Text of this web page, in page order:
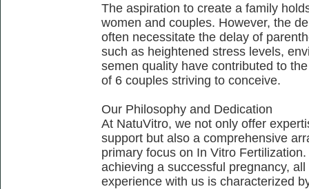
The aspiration to create a family
women and couples. However, the
often necessitate the delay of
such as heightened stress levels,
semen quality have contributed to
of 6 couples striving to conceive.
Our Philosophy and Dedication
At NatuVitro, we not only offer
support but also a comprehensive
primary focus on In Vitro
achieving a successful pregnancy,
experience with us is characterized